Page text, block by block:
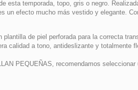
esta temporada, topo, gris o negro.
un efecto mucho más vestido y elegante.
de piel perforada para la correcta
calidad a tono, antideslizante y totalmente
PEQUEÑAS, recomendamos